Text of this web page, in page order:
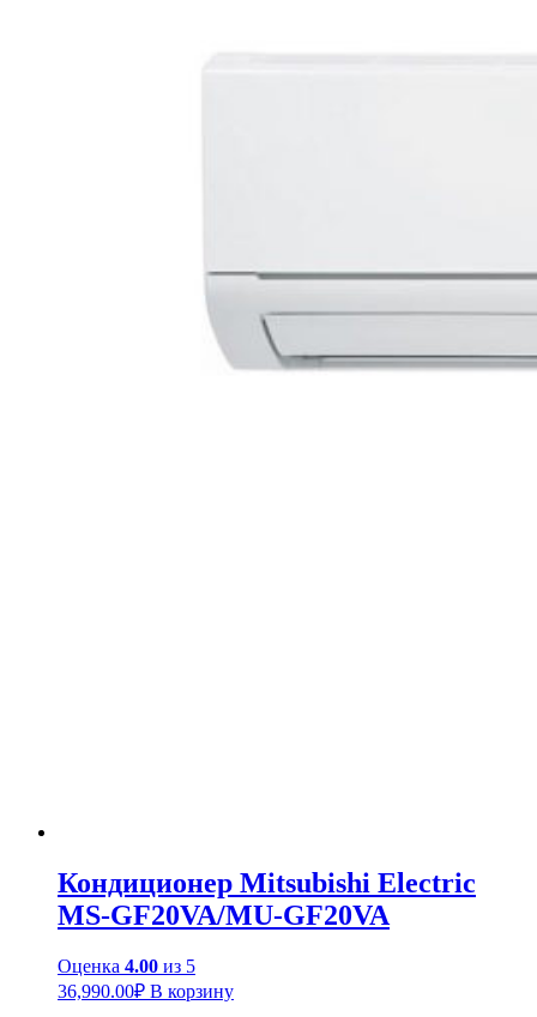
Кондиционер Mitsubishi Electric
MS-GF20VA/MU-GF20VA
Оценка 4.00 из 5
36,990.00₽ В корзину